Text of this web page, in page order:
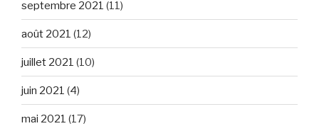
septembre 2021 (11)
août 2021 (12)
juillet 2021 (10)
juin 2021 (4)
mai 2021 (17)